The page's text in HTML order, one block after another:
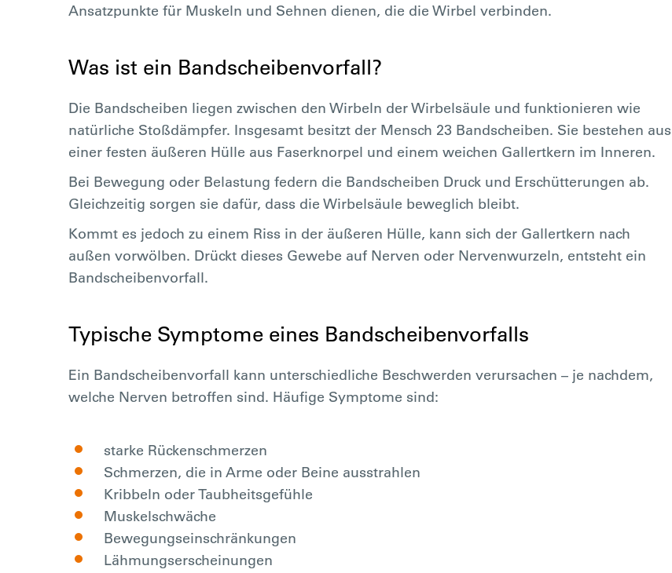
Ansatzpunkte für Muskeln und Sehnen dienen, die die Wirbel verbinden.
Was ist ein Bandscheibenvorfall?
Die Bandscheiben liegen zwischen den Wirbeln der Wirbelsäule und funktionieren wie
natürliche Stoßdämpfer. Insgesamt besitzt der Mensch 23 Bandscheiben. Sie bestehen aus
einer festen äußeren Hülle aus Faserknorpel und einem weichen Gallertkern im Inneren.
Bei Bewegung oder Belastung federn die Bandscheiben Druck und Erschütterungen ab.
Gleichzeitig sorgen sie dafür, dass die Wirbelsäule beweglich bleibt.
Kommt es jedoch zu einem Riss in der äußeren Hülle, kann sich der Gallertkern nach
außen vorwölben. Drückt dieses Gewebe auf Nerven oder Nervenwurzeln, entsteht ein
Bandscheibenvorfall.
Typische Symptome eines Bandscheibenvorfalls
Ein Bandscheibenvorfall kann unterschiedliche Beschwerden verursachen – je nachdem,
welche Nerven betroffen sind. Häufige Symptome sind:
starke Rückenschmerzen
Schmerzen, die in Arme oder Beine ausstrahlen
Kribbeln oder Taubheitsgefühle
Muskelschwäche
Bewegungseinschränkungen
Lähmungserscheinungen